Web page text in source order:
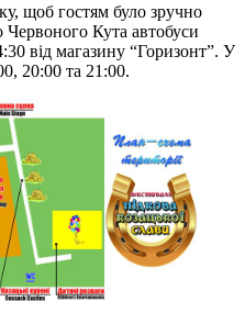
щоб гостям було зручно
Червоного Кута автобуси
від магазину “Горизонт”. У
20:00 та 21:00.